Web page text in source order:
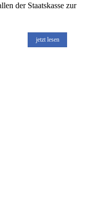
der Staatskasse zur
jetzt lesen